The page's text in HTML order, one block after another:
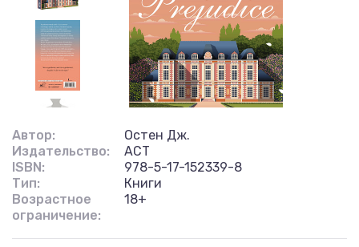
Автор:
Остен Дж.
Издательство:
АСТ
ISBN:
978-5-17-152339-8
Тип:
Книги
Возрастное
ограничение:
18+